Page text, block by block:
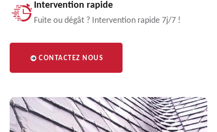
Intervention rapide
Fuite ou dégât ? Intervention rapide 7j/7 !
CONTACTEZ NOUS